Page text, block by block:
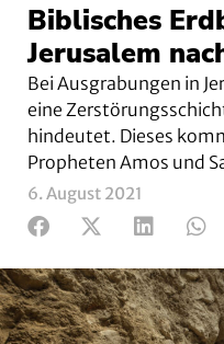
Biblisches
Jerusalem
Bei Ausgrabungen in
eine
hindeutet. Dieses
Propheten Amos und
6. August 2021